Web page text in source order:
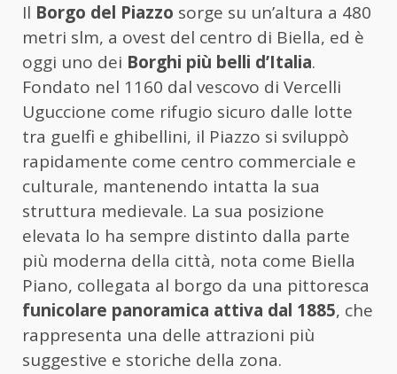
Il Borgo del Piazzo sorge su un’altura a 480
metri slm, a ovest del centro di Biella, ed è
oggi uno dei Borghi più belli d’Italia.
Fondato nel 1160 dal vescovo di Vercelli
Uguccione come rifugio sicuro dalle lotte
tra guelfi e ghibellini, il Piazzo si sviluppò
rapidamente come centro commerciale e
culturale, mantenendo intatta la sua
struttura medievale. La sua posizione
elevata lo ha sempre distinto dalla parte
più moderna della città, nota come Biella
Piano, collegata al borgo da una pittoresca
funicolare panoramica attiva dal 1885, che
rappresenta una delle attrazioni più
suggestive e storiche della zona.